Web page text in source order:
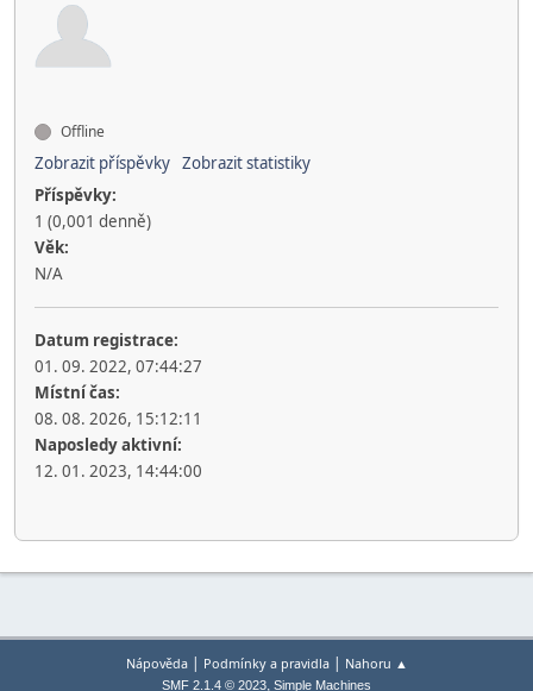
Offline
Zobrazit příspěvky Zobrazit statistiky
Příspěvky:
1 (0,001 denně)
Věk:
N/A
Datum registrace:
01. 09. 2022, 07:44:27
Místní čas:
08. 08. 2026, 15:12:11
Naposledy aktivní:
12. 01. 2023, 14:44:00
Nápověda| Podmínky a pravidla| Nahoru ▲
SMF 2.1.4 © 2023, Simple Machines